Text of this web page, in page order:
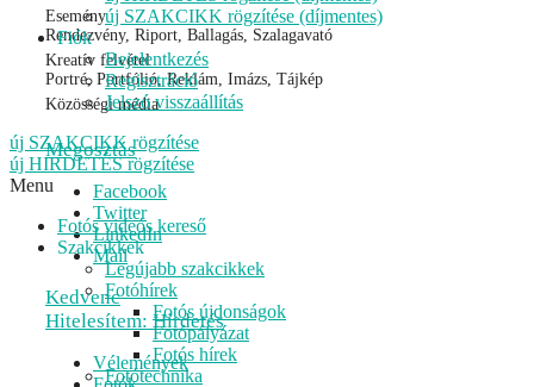
új SZAKCIKK rögzítése (díjmentes)
Fiók
Bejelentkezés
Regisztráció
Jelszó visszaállítás
új SZAKCIKK rögzítése
új HIRDETÉS rögzítése
Menu
Fotós videós kereső
Szakcikkek
Legújabb szakcikkek
Fotóhírek
Fotós újdonságok
Fotópályázat
Fotós hírek
Fotótechnika
Esemény
Rendezvény, Riport, Ballagás, Szalagavató
Kreatív felvétel
Portré, Portfólió, Reklám, Imázs, Tájkép
Közösségi média
Megosztás
Facebook
Twitter
LinkedIn
Mail
Kedvenc
Hitelesítem: Hirdetés
Vélemények